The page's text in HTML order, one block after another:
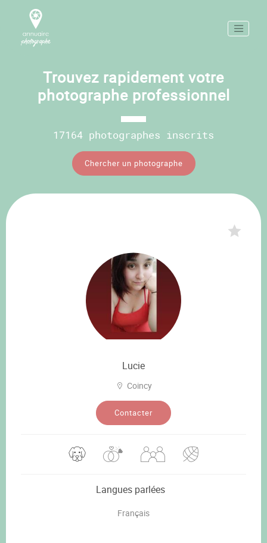
Trouvez rapidement votre
photographe professionnel
17164 photographes inscrits
Chercher un photographe
Lucie
Coincy
Contacter
Langues parlées
Français